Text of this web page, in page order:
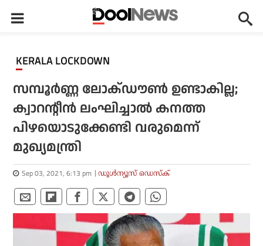
KERALA LOCKDOWN
സമ്പൂര്‍ണ്ണ ലോക്ഡൗണ്‍ ഉണ്ടാകില്ല;
ക്വാറന്റീന്‍ ലംഘിച്ചാല്‍ കനത്ത
പിഴയൊടുക്കേണ്ടി വരുമെന്ന്
മുഖ്യമന്ത്രി
Sep 03, 2021, 6:13 pm ഡൂള്‍ന്യൂസ് ഡെസ്‌ക്